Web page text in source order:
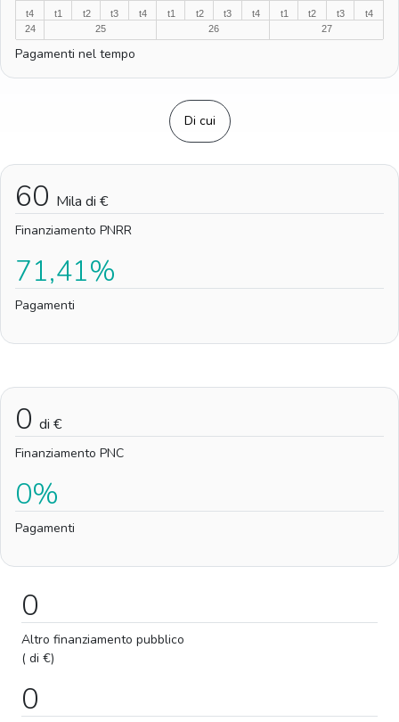
t4
24
t1
25
t2 t3 t4
t1
26
t2 t3 t4
t1
27
t2 t3 t4
Pagamenti nel tempo
Di cui
60 Mila di €
Finanziamento PNRR
71,41%
Pagamenti
0 di €
Finanziamento PNC
0%
Pagamenti
0
Altro finanziamento pubblico
( di €)
0